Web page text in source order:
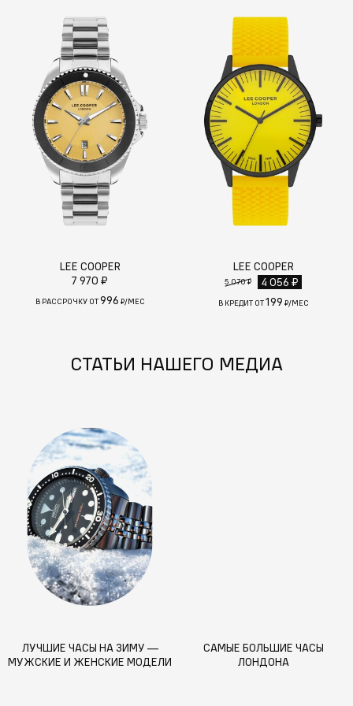
LEE COOPER
7 970 ₽
В РАССРОЧКУ ОТ996 ₽/МЕС
LEE COOPER
5 070 ₽ 4 056 ₽
В КРЕДИТ ОТ199 ₽/МЕС
СТАТЬИ НАШЕГО МЕДИА
ЛУЧШИЕ ЧАСЫ НА ЗИМУ —
МУЖСКИЕ И ЖЕНСКИЕ МОДЕЛИ
САМЫЕ БОЛЬШИЕ ЧАСЫ
ЛОНДОНА